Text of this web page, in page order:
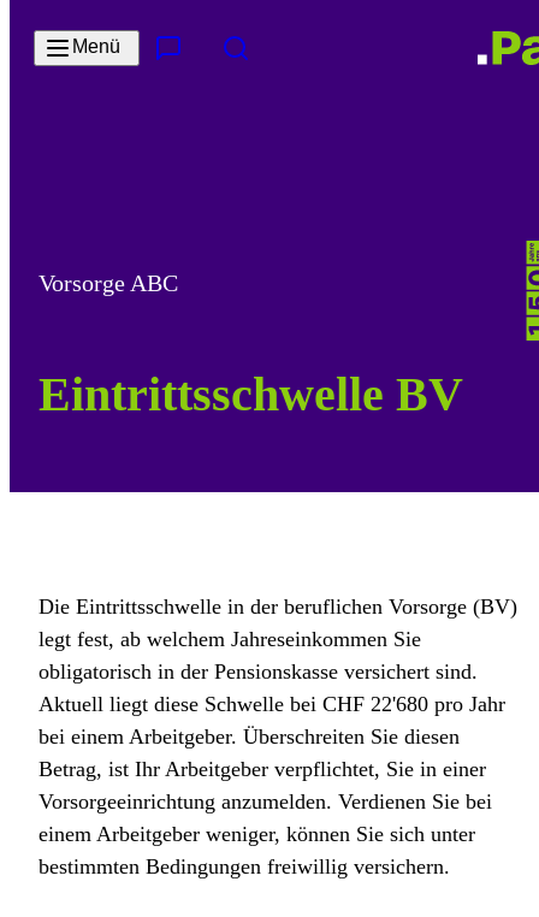
Menü
Vorsorge ABC
Eintrittsschwelle BV
Die Eintrittsschwelle in der beruflichen Vorsorge (BV)
legt fest, ab welchem Jahreseinkommen Sie
obligatorisch in der Pensionskasse versichert sind.
Aktuell liegt diese Schwelle bei CHF 22'680 pro Jahr
bei einem Arbeitgeber. Überschreiten Sie diesen
Betrag, ist Ihr Arbeitgeber verpflichtet, Sie in einer
Vorsorgeeinrichtung anzumelden. Verdienen Sie bei
einem Arbeitgeber weniger, können Sie sich unter
bestimmten Bedingungen freiwillig versichern.